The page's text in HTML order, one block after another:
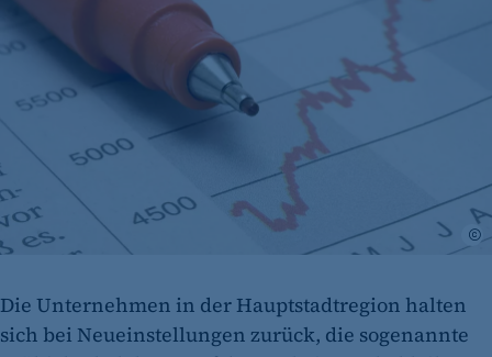
Die Unternehmen in der Hauptstadtregion halten
sich bei Neueinstellungen zurück, die sogenannte